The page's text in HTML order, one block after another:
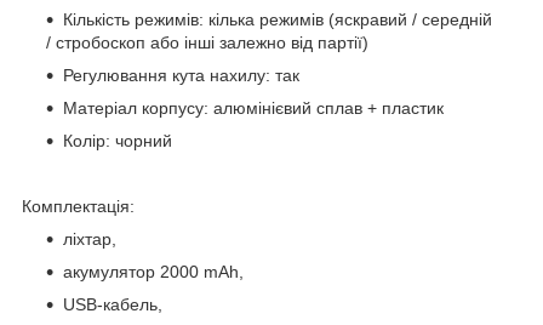
Кількість режимів: кілька режимів (яскравий / середній
/ стробоскоп або інші залежно від партії)
Регулювання кута нахилу: так
Матеріал корпусу: алюмінієвий сплав + пластик
Колір: чорний
Комплектація:
ліхтар,
акумулятор 2000 mAh,
USB-кабель,